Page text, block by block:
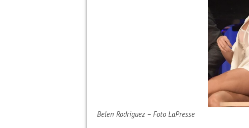
Belen Rodriguez – Foto LaPresse